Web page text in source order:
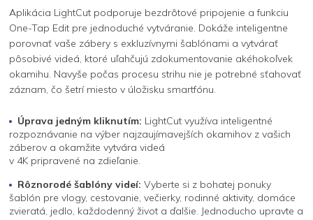
Aplikácia LightCut podporuje bezdrôtové pripojenie a funkciu
One-Tap Edit pre jednoduché vytváranie. Dokáže inteligentne
porovnať vaše zábery s exkluzívnymi šablónami a vytvárať
pôsobivé videá, ktoré uľahčujú zdokumentovanie akéhokoľvek
okamihu. Navyše počas procesu strihu nie je potrebné sťahovať
záznam, čo šetrí miesto v úložisku smartfónu.
Úprava jedným kliknutím: LightCut využíva inteligentné
rozpoznávanie na výber najzaujímavejších okamihov z vašich
záberov a okamžite vytvára videá
v 4K pripravené na zdieľanie.
Rôznorodé šablóny videí: Vyberte si z bohatej ponuky
šablón pre vlogy, cestovanie, večierky, rodinné aktivity, domáce
zvieratá, jedlo, každodenný život a ďalšie. Jednoducho upravte a